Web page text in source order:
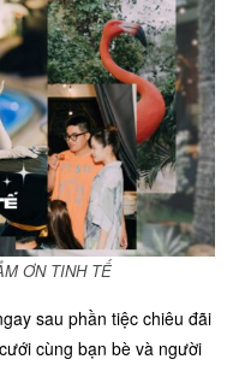
ƠN TINH TẾ
sau phần tiệc chiêu đãi
cùng bạn bè và người